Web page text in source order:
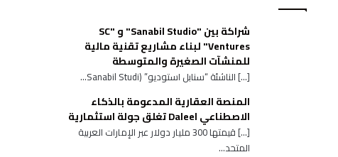
شراكة بين "Sanabil Studio" و "SC
Ventures" لبناء مشاريع تقنية مالية
للمنشآت الصغيرة والمتوسطة
[…] الناشئة “سنابل استوديو” (Sanabil Studi...
المنصة العقارية المدعومة بالذكاء
الاصطناعي Daleel تغلق جولة استثمارية
[…] قيمتها 300 مليار دولار عبر الإمارات العربية
المتحد...